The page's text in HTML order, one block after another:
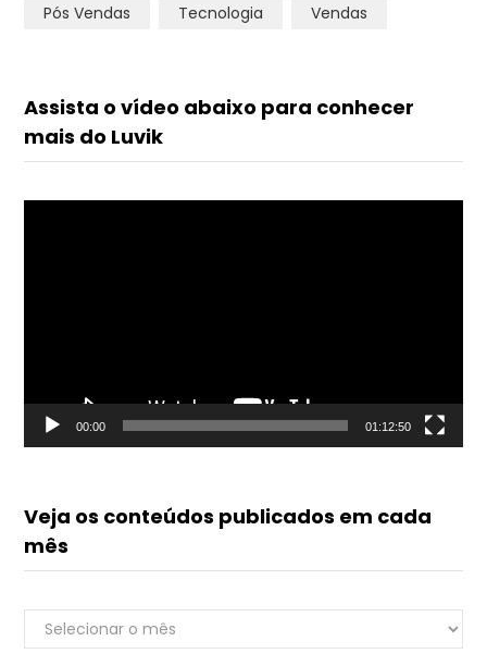
Renato do Luvik
Pós Vendas
Tecnologia Vendas
Assista o vídeo abaixo para conhecer
mais do Luvik
00:00 01:12:50
Veja os conteúdos publicados em cada
mês
Veja
os